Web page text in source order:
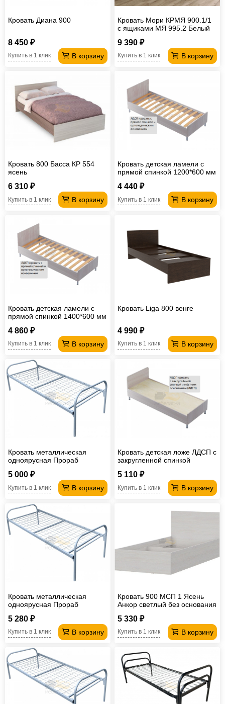
Кровать Диана 900
8 450 ₽
В корзину
Купить в 1 клик
Кровать Мори КРМЯ 900.1/1
с ящиками МЯ 995.2 Белый
9 390 ₽
В корзину
Купить в 1 клик
Кровать 800 Басса КР 554
ясень
6 310 ₽
В корзину
Купить в 1 клик
Кровать детская ламели с
прямой спинкой 1200*600 мм
4 440 ₽
В корзину
Купить в 1 клик
Кровать детская ламели с
прямой спинкой 1400*600 мм
4 860 ₽
В корзину
Купить в 1 клик
Кровать Liga 800 венге
4 990 ₽
В корзину
Купить в 1 клик
Кровать металлическая
одноярусная Прораб
5 000 ₽
В корзину
Купить в 1 клик
Кровать детская ложе ЛДСП с
закругленной спинкой
5 110 ₽
В корзину
Купить в 1 клик
Кровать металлическая
одноярусная Прораб
5 280 ₽
В корзину
Купить в 1 клик
Кровать 900 МСП 1 Ясень
Анкор светлый без основания
5 330 ₽
В корзину
Купить в 1 клик